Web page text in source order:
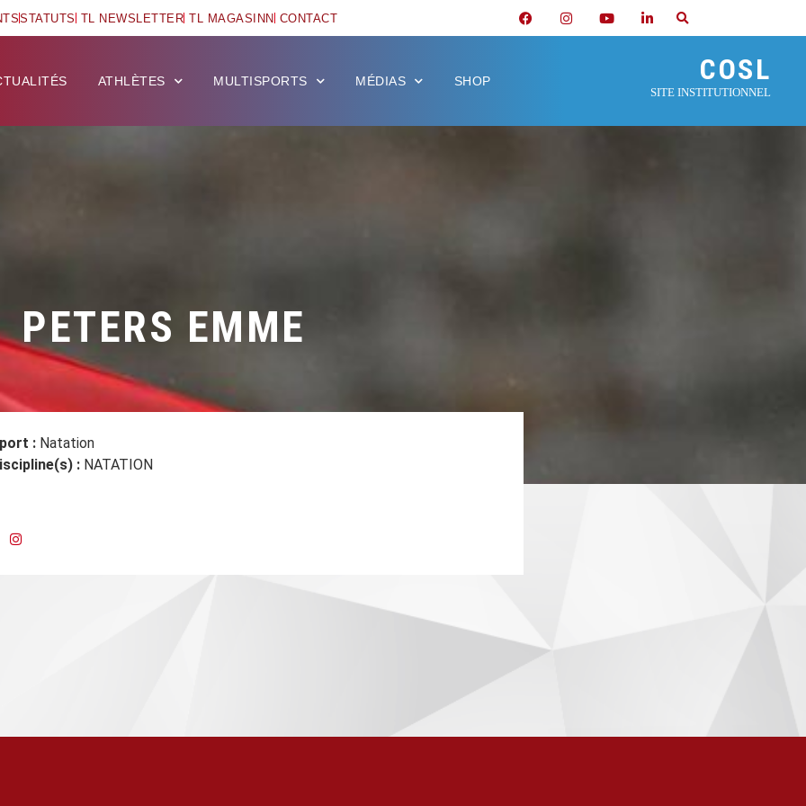
STATUTS TL NEWSLETTER TL MAGASINN CONTACT
ATHLÈTES MULTISPORTS MÉDIAS SHOP COSL
SITE INSTITUTIONNEL
PETERS EMME
:Natation
:NATATION